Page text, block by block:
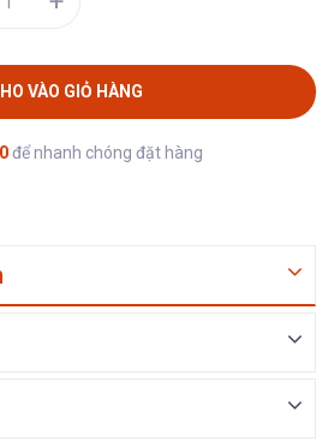
VÀO GIỎ HÀNG
để nhanh chóng đặt hàng